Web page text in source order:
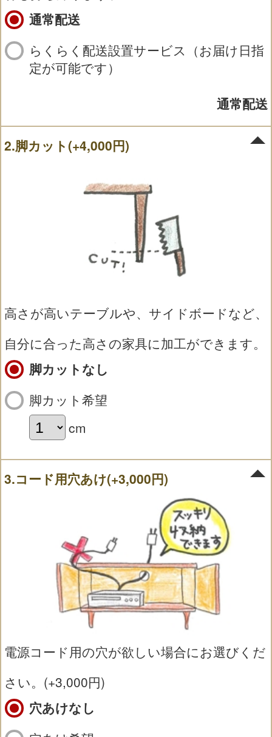
通常配送
らくらく配送設置サービス（お届け日指
定が可能です）
通常配送
2.脚カット(+4,000円)
高さが高いテーブルや、サイドボードなど、
自分に合った高さの家具に加工ができます。
脚カットなし
脚カット希望
cm
3.コード用穴あけ(+3,000円)
電源コード用の穴が欲しい場合にお選びくだ
さい。(+3,000円)
穴あけなし